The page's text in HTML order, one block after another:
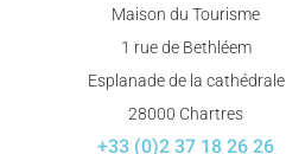
Maison du Tourisme
1 rue de Bethléem
Esplanade de la cathédrale
28000 Chartres
+33 (0)2 37 18 26 26